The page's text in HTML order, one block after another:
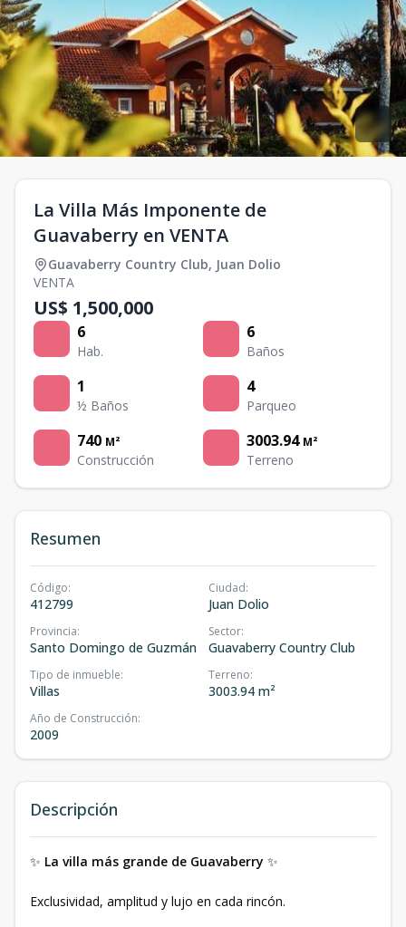
La Villa Más Imponente de
Guavaberry en VENTA
Guavaberry Country Club, Juan Dolio
VENTA
US$ 1,500,000
6
Hab.
6
Baños
1
½ Baños
4
Parqueo
740 M²
Construcción
3003.94 M²
Terreno
Resumen
Código:
412799
Ciudad:
Juan Dolio
Provincia:
Santo Domingo de Guzmán
Sector:
Guavaberry Country Club
Tipo de inmueble:
Villas
Terreno:
3003.94 m²
Año de Construcción:
2009
Descripción
✨ La villa más grande de Guavaberry ✨
Exclusividad, amplitud y lujo en cada rincón.